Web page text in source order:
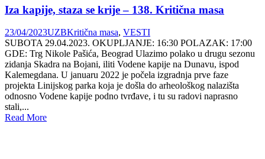
Iza kapije, staza se krije – 138. Kritična masa
23/04/2023UZBKritična masa, VESTI
SUBOTA 29.04.2023. OKUPLJANJE: 16:30 POLAZAK: 17:00
GDE: Trg Nikole Pašića, Beograd Ulazimo polako u drugu sezonu
zidanja Skadra na Bojani, iliti Vodene kapije na Dunavu, ispod
Kalemegdana. U januaru 2022 je počela izgradnja prve faze
projekta Linijskog parka koja je došla do arheološkog nalazišta
odnosno Vodene kapije podno tvrđave, i tu su radovi naprasno
stali,...
Read More